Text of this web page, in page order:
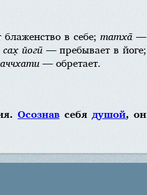
в себе; татха̄—
сах̣ йогӣ— пребывает в йоге;
— обретает.
Осознав себядушой, он